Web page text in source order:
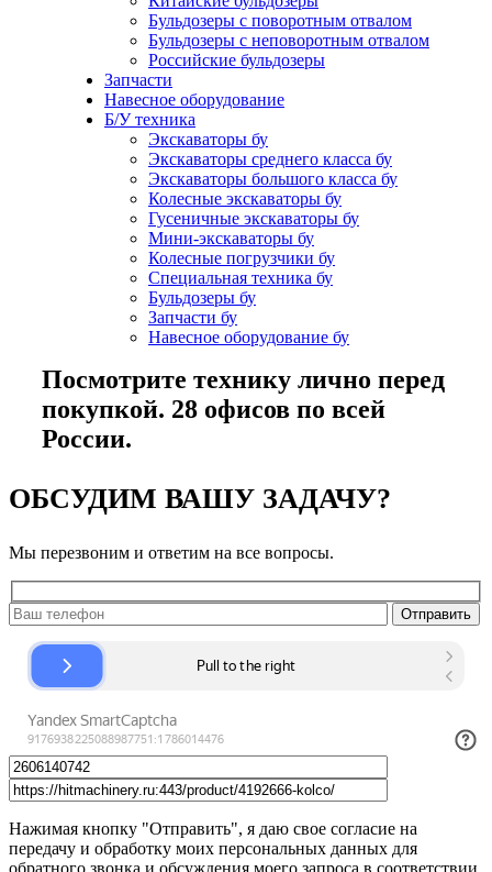
Бульдозеры с поворотным отвалом
Бульдозеры с неповоротным отвалом
Российские бульдозеры
Запчасти
Навесное оборудование
Б/У техника
Экскаваторы бу
Экскаваторы среднего класса бу
Экскаваторы большого класса бу
Колесные экскаваторы бу
Гусеничные экскаваторы бу
Мини-экскаваторы бу
Колесные погрузчики бу
Специальная техника бу
Бульдозеры бу
Запчасти бу
Навесное оборудование бу
Посмотрите технику лично перед
покупкой. 28 офисов по всей
России.
ОБСУДИМ ВАШУ ЗАДАЧУ?
Мы перезвоним и ответим на все вопросы.
Нажимая кнопку "Отправить", я даю свое согласие на
передачу и обработку моих персональных данных для
обратного звонка и обсуждения моего запроса в соответствии